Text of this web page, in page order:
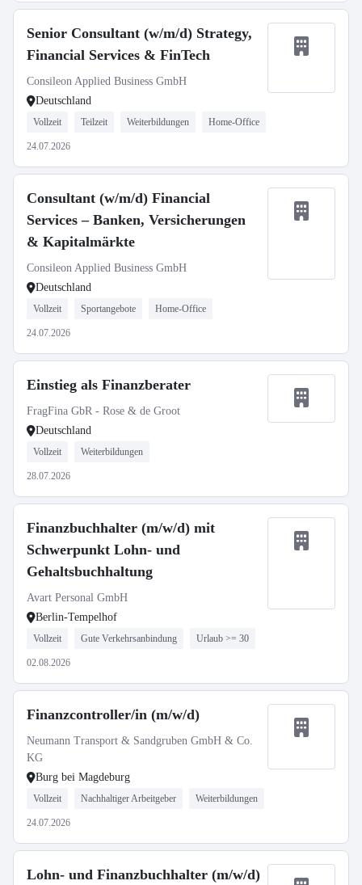
Senior Consultant (w/m/d) Strategy,
Financial Services & FinTech
Consileon Applied Business GmbH
Deutschland
Vollzeit Teilzeit Weiterbildungen Home-Office
24.07.2026
Consultant (w/m/d) Financial
Services – Banken, Versicherungen
& Kapitalmärkte
Consileon Applied Business GmbH
Deutschland
Vollzeit Sportangebote Home-Office
24.07.2026
Einstieg als Finanzberater
FragFina GbR - Rose & de Groot
Deutschland
Vollzeit Weiterbildungen
28.07.2026
Finanzbuchhalter (m/w/d) mit
Schwerpunkt Lohn- und
Gehaltsbuchhaltung
Avart Personal GmbH
Berlin-Tempelhof
Vollzeit Gute Verkehrsanbindung Urlaub >= 30
02.08.2026
Finanzcontroller/in (m/w/d)
Neumann Transport & Sandgruben GmbH & Co.
KG
Burg bei Magdeburg
Vollzeit Nachhaltiger Arbeitgeber Weiterbildungen
24.07.2026
Lohn- und Finanzbuchhalter (m/w/d)